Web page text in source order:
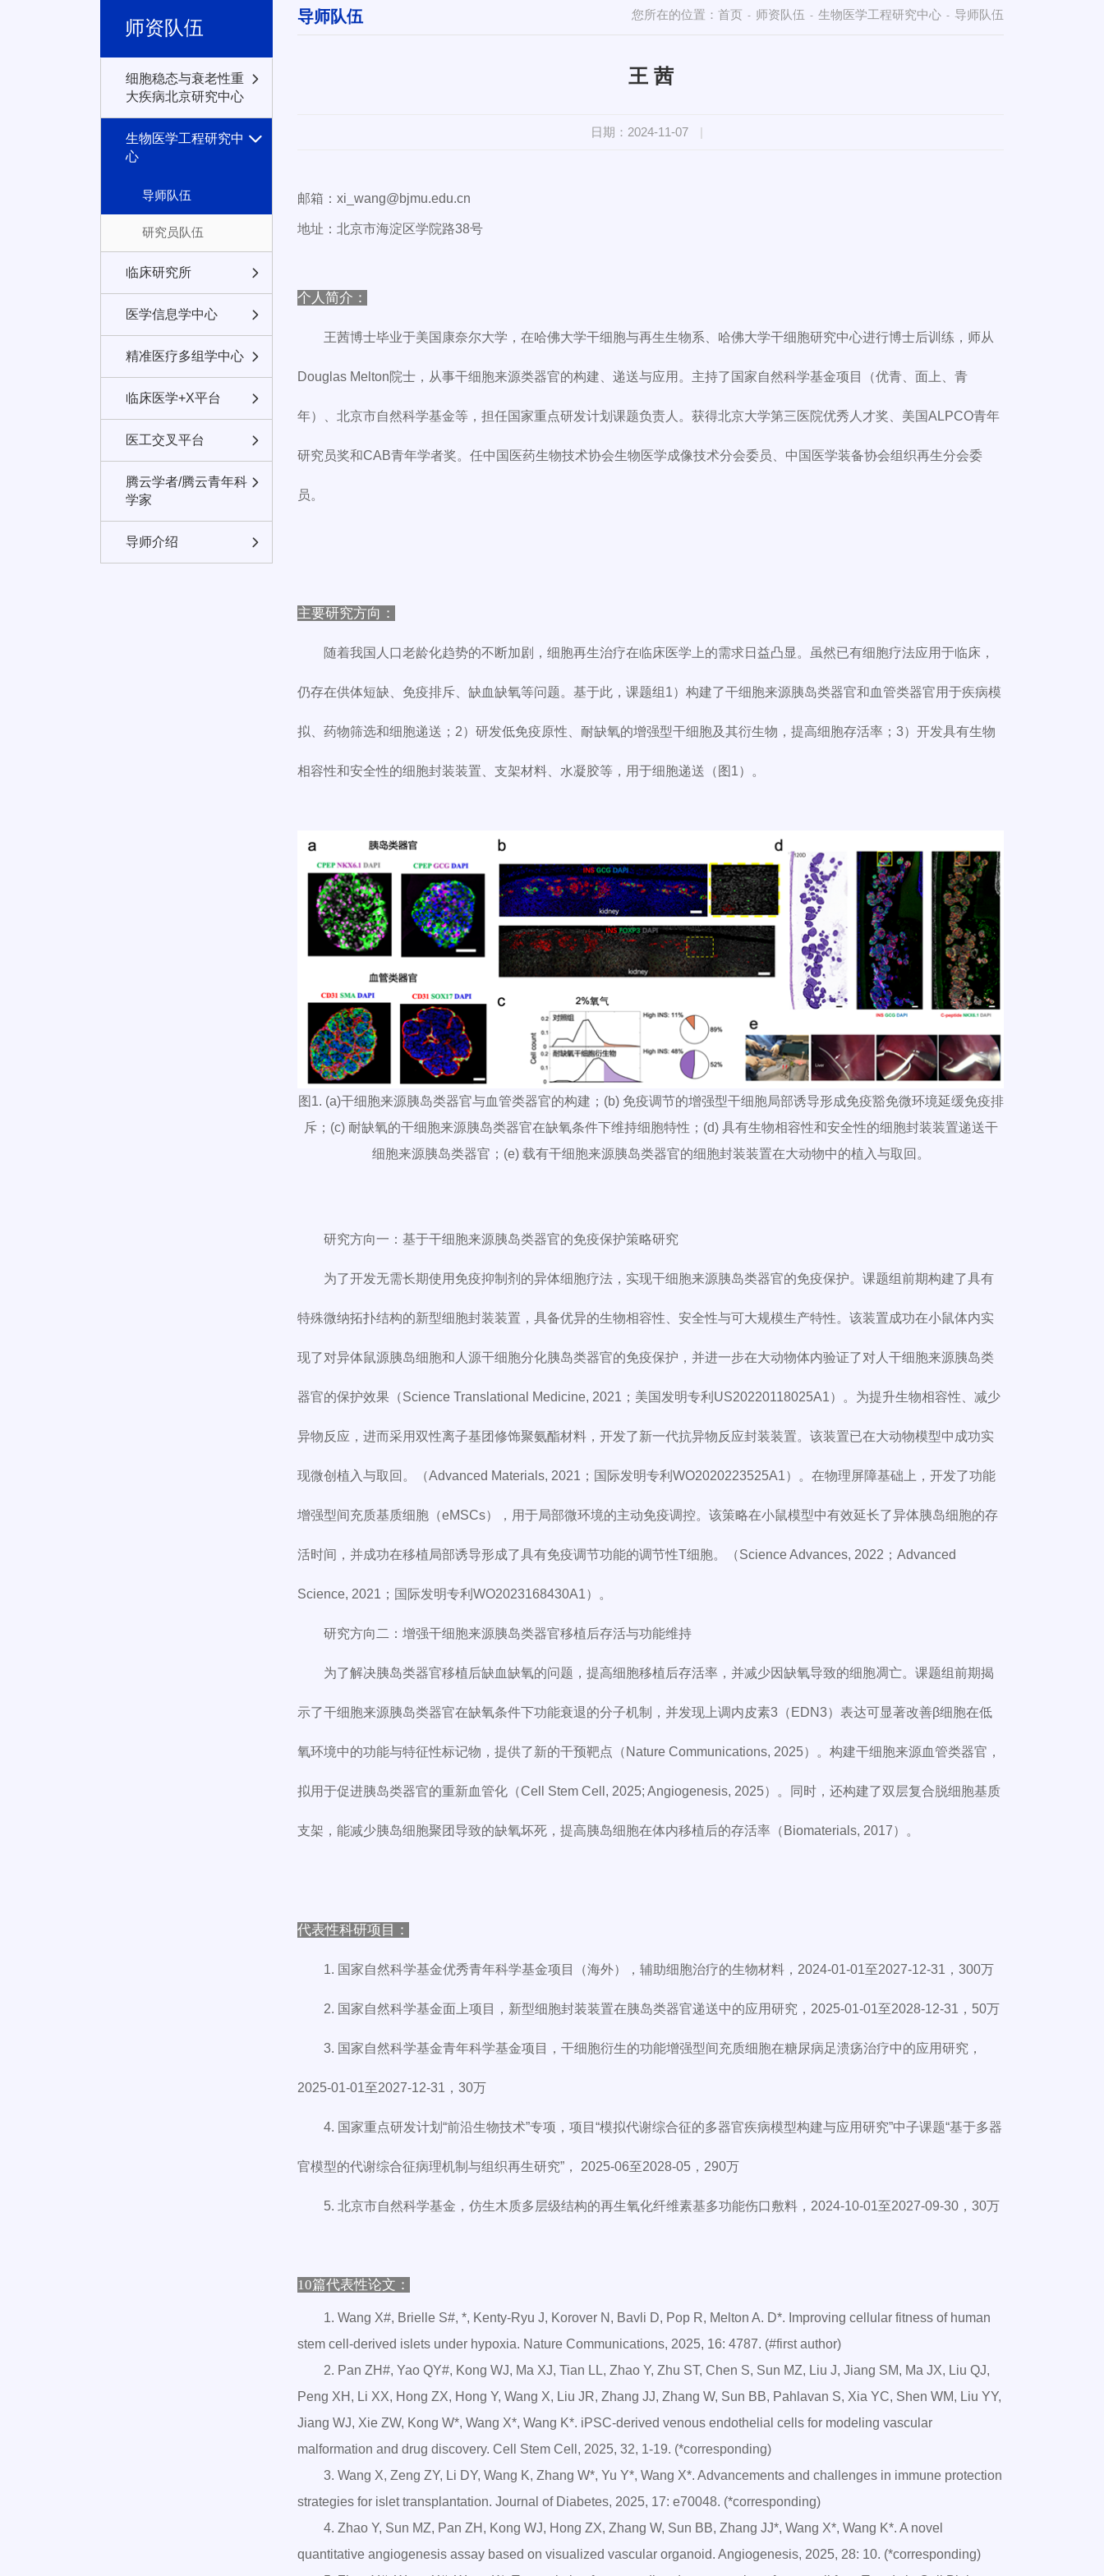
师资队伍
细胞稳态与衰老性重
大疾病北京研究中心
生物医学工程研究中
心
导师队伍
研究员队伍
临床研究所
医学信息学中心
精准医疗多组学中心
临床医学+X平台
医工交叉平台
腾云学者/腾云青年科
学家
导师介绍
您所在的位置： 首页 - 师资队伍 - 生物医学工程研究中心 - 导师队伍
导师队伍
王 茜
日期：2024-11-07 |
邮箱：xi_wang@bjmu.edu.cn
地址：北京市海淀区学院路38号
个人简介：
王茜博士毕业于美国康奈尔大学，在哈佛大学干细胞与再生生物系、哈佛大学干细胞研究中心进行博士后训练，师从
Douglas Melton院士，从事干细胞来源类器官的构建、递送与应用。主持了国家自然科学基金项目（优青、面上、青
年）、北京市自然科学基金等，担任国家重点研发计划课题负责人。获得北京大学第三医院优秀人才奖、美国ALPCO青年
研究员奖和CAB青年学者奖。任中国医药生物技术协会生物医学成像技术分会委员、中国医学装备协会组织再生分会委
员。
主要研究方向：
随着我国人口老龄化趋势的不断加剧，细胞再生治疗在临床医学上的需求日益凸显。虽然已有细胞疗法应用于临床，
仍存在供体短缺、免疫排斥、缺血缺氧等问题。基于此，课题组1）构建了干细胞来源胰岛类器官和血管类器官用于疾病模
拟、药物筛选和细胞递送；2）研发低免疫原性、耐缺氧的增强型干细胞及其衍生物，提高细胞存活率；3）开发具有生物
相容性和安全性的细胞封装装置、支架材料、水凝胶等，用于细胞递送（图1）。
图1. (a)干细胞来源胰岛类器官与血管类器官的构建；(b) 免疫调节的增强型干细胞局部诱导形成免疫豁免微环境延缓免疫排
斥；(c) 耐缺氧的干细胞来源胰岛类器官在缺氧条件下维持细胞特性；(d) 具有生物相容性和安全性的细胞封装装置递送干
细胞来源胰岛类器官；(e) 载有干细胞来源胰岛类器官的细胞封装装置在大动物中的植入与取回。
研究方向一：基于干细胞来源胰岛类器官的免疫保护策略研究
为了开发无需长期使用免疫抑制剂的异体细胞疗法，实现干细胞来源胰岛类器官的免疫保护。课题组前期构建了具有
特殊微纳拓扑结构的新型细胞封装装置，具备优异的生物相容性、安全性与可大规模生产特性。该装置成功在小鼠体内实
现了对异体鼠源胰岛细胞和人源干细胞分化胰岛类器官的免疫保护，并进一步在大动物体内验证了对人干细胞来源胰岛类
器官的保护效果（Science Translational Medicine, 2021；美国发明专利US20220118025A1）。为提升生物相容性、减少
异物反应，进而采用双性离子基团修饰聚氨酯材料，开发了新一代抗异物反应封装装置。该装置已在大动物模型中成功实
现微创植入与取回。（Advanced Materials, 2021；国际发明专利WO2020223525A1）。在物理屏障基础上，开发了功能
增强型间充质基质细胞（eMSCs），用于局部微环境的主动免疫调控。该策略在小鼠模型中有效延长了异体胰岛细胞的存
活时间，并成功在移植局部诱导形成了具有免疫调节功能的调节性T细胞。（Science Advances, 2022；Advanced
Science, 2021；国际发明专利WO2023168430A1）。
研究方向二：增强干细胞来源胰岛类器官移植后存活与功能维持
为了解决胰岛类器官移植后缺血缺氧的问题，提高细胞移植后存活率，并减少因缺氧导致的细胞凋亡。课题组前期揭
示了干细胞来源胰岛类器官在缺氧条件下功能衰退的分子机制，并发现上调内皮素3（EDN3）表达可显著改善β细胞在低
氧环境中的功能与特征性标记物，提供了新的干预靶点（Nature Communications, 2025）。构建干细胞来源血管类器官，
拟用于促进胰岛类器官的重新血管化（Cell Stem Cell, 2025; Angiogenesis, 2025）。同时，还构建了双层复合脱细胞基质
支架，能减少胰岛细胞聚团导致的缺氧坏死，提高胰岛细胞在体内移植后的存活率（Biomaterials, 2017）。
代表性科研项目：
1. 国家自然科学基金优秀青年科学基金项目（海外），辅助细胞治疗的生物材料，2024-01-01至2027-12-31，300万
2. 国家自然科学基金面上项目，新型细胞封装装置在胰岛类器官递送中的应用研究，2025-01-01至2028-12-31，50万
3. 国家自然科学基金青年科学基金项目，干细胞衍生的功能增强型间充质细胞在糖尿病足溃疡治疗中的应用研究，
2025-01-01至2027-12-31，30万
4. 国家重点研发计划“前沿生物技术”专项，项目“模拟代谢综合征的多器官疾病模型构建与应用研究”中子课题“基于多器
官模型的代谢综合征病理机制与组织再生研究”， 2025-06至2028-05，290万
5. 北京市自然科学基金，仿生木质多层级结构的再生氧化纤维素基多功能伤口敷料，2024-10-01至2027-09-30，30万
10篇代表性论文：
1. Wang X#, Brielle S#, *, Kenty-Ryu J, Korover N, Bavli D, Pop R, Melton A. D*. Improving cellular fitness of human
stem cell-derived islets under hypoxia. Nature Communications, 2025, 16: 4787. (#first author)
2. Pan ZH#, Yao QY#, Kong WJ, Ma XJ, Tian LL, Zhao Y, Zhu ST, Chen S, Sun MZ, Liu J, Jiang SM, Ma JX, Liu QJ,
Peng XH, Li XX, Hong ZX, Hong Y, Wang X, Liu JR, Zhang JJ, Zhang W, Sun BB, Pahlavan S, Xia YC, Shen WM, Liu YY,
Jiang WJ, Xie ZW, Kong W*, Wang X*, Wang K*. iPSC-derived venous endothelial cells for modeling vascular
malformation and drug discovery. Cell Stem Cell, 2025, 32, 1-19. (*corresponding)
3. Wang X, Zeng ZY, Li DY, Wang K, Zhang W*, Yu Y*, Wang X*. Advancements and challenges in immune protection
strategies for islet transplantation. Journal of Diabetes, 2025, 17: e70048. (*corresponding)
4. Zhao Y, Sun MZ, Pan ZH, Kong WJ, Hong ZX, Zhang W, Sun BB, Zhang JJ*, Wang X*, Wang K*. A novel
quantitative angiogenesis assay based on visualized vascular organoid. Angiogenesis, 2025, 28: 10. (*corresponding)